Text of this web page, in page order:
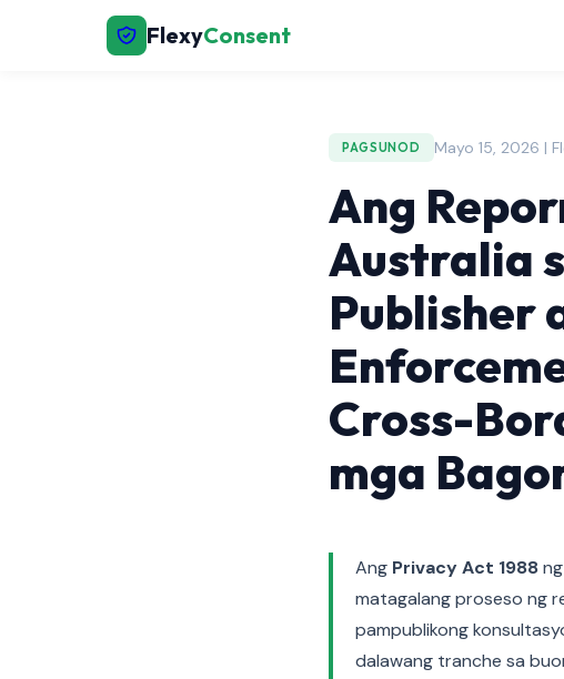
FlexyConsent
PAGSUNOD Mayo 15, 2026 |
Ang
Australia
Publisher
Cross-
mga
Ang Privacy Act 1988
matagalang proseso ng
pampublikong
dalawang tranche sa